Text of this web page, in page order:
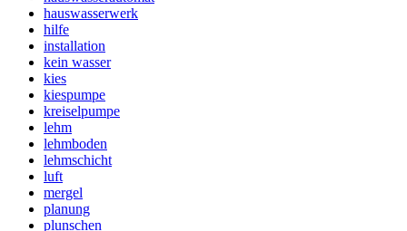
hauswasserwerk
hilfe
installation
kein wasser
kies
kiespumpe
kreiselpumpe
lehm
lehmboden
lehmschicht
luft
mergel
planung
plunschen